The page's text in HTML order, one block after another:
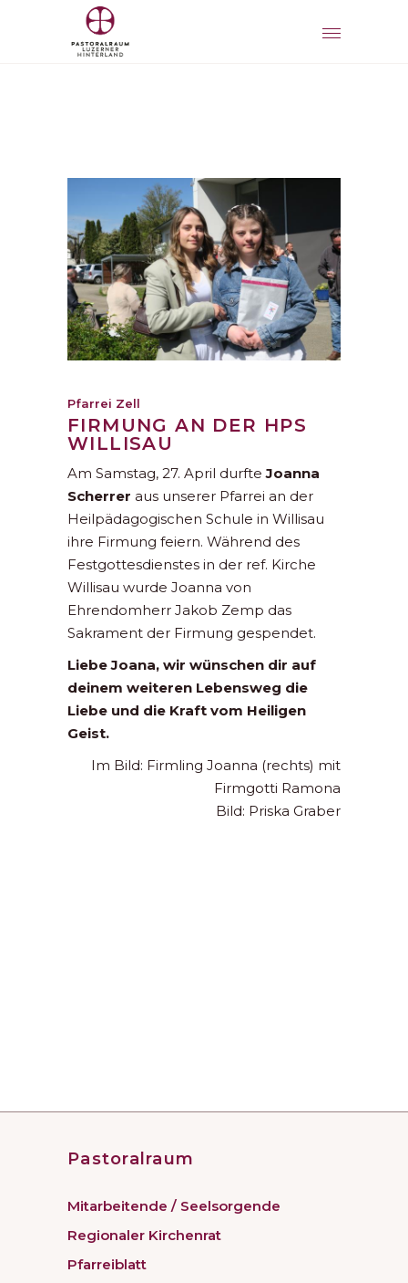
Pfarrei Zell
FIRMUNG AN DER HPS
WILLISAU
Am Samstag, 27. April durfte Joanna
Scherrer aus unserer Pfarrei an der
Heilpädagogischen Schule in Willisau
ihre Firmung feiern. Während des
Festgottesdienstes in der ref. Kirche
Willisau wurde Joanna von
Ehrendomherr Jakob Zemp das
Sakrament der Firmung gespendet.
Liebe Joana, wir wünschen dir auf
deinem weiteren Lebensweg die
Liebe und die Kraft vom Heiligen
Geist.
Im Bild: Firmling Joanna (rechts) mit
Firmgotti Ramona
Bild: Priska Graber
Pastoralraum
Mitarbeitende / Seelsorgende
Regionaler Kirchenrat
Pfarreiblatt